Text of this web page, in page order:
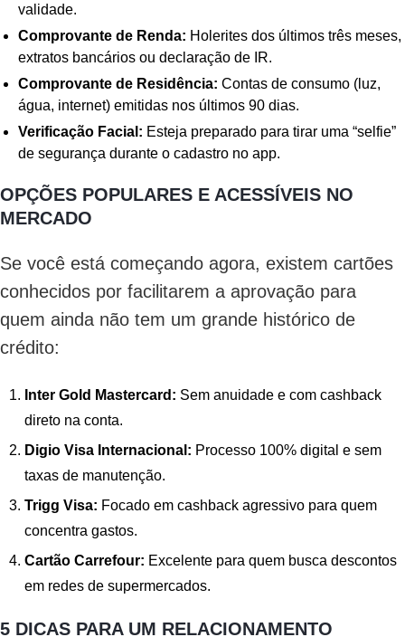
validade.
Comprovante de Renda: Holerites dos últimos três meses,
extratos bancários ou declaração de IR.
Comprovante de Residência: Contas de consumo (luz,
água, internet) emitidas nos últimos 90 dias.
Verificação Facial: Esteja preparado para tirar uma “selfie”
de segurança durante o cadastro no app.
OPÇÕES POPULARES E ACESSÍVEIS NO
MERCADO
Se você está começando agora, existem cartões
conhecidos por facilitarem a aprovação para
quem ainda não tem um grande histórico de
crédito:
Inter Gold Mastercard: Sem anuidade e com cashback
direto na conta.
Digio Visa Internacional: Processo 100% digital e sem
taxas de manutenção.
Trigg Visa: Focado em cashback agressivo para quem
concentra gastos.
Cartão Carrefour: Excelente para quem busca descontos
em redes de supermercados.
5 DICAS PARA UM RELACIONAMENTO